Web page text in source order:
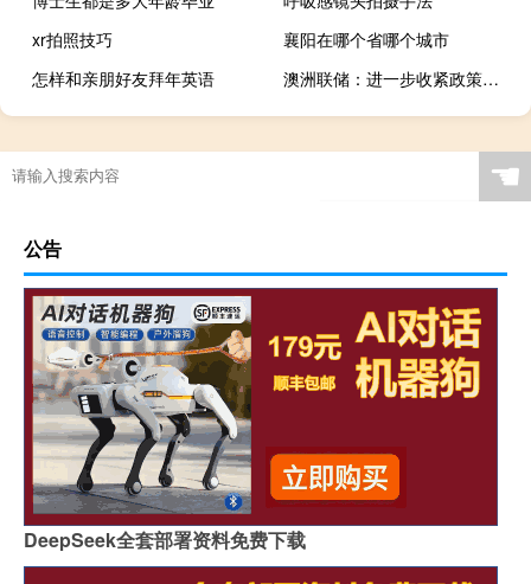
xr拍照技巧
襄阳在哪个省哪个城市
怎样和亲朋好友拜年英语
澳洲联储：进一步收紧政策取决于数据和风险的演变
☚
公告
DeepSeek全套部署资料免费下载